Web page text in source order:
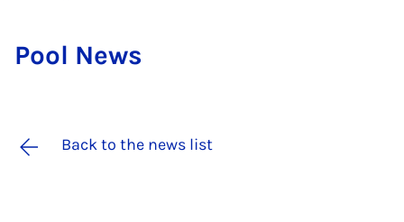
Pool News
Back to the news list